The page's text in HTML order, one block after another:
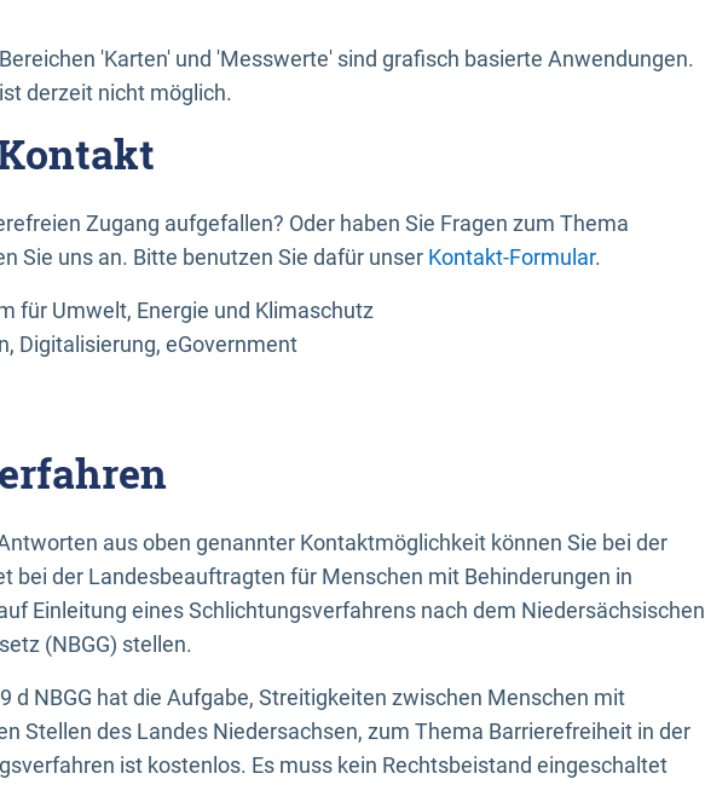
'Karten' und 'Messwerte' sind grafisch basierte Anwendungen.
derzeit nicht möglich.
Zugang aufgefallen? Oder haben Sie Fragen zum Thema
Sie uns an. Bitte benutzen Sie dafür unser Kontakt-Formular.
für Umwelt, Energie und Klimaschutz
Digitalisierung, eGovernment
aus oben genannter Kontaktmöglichkeit können Sie bei der
bei der Landesbeauftragten für Menschen mit Behinderungen in
Einleitung eines Schlichtungsverfahrens nach dem Niedersächsischen
(NBGG) stellen.
d NBGG hat die Aufgabe, Streitigkeiten zwischen Menschen mit
Stellen des Landes Niedersachsen, zum Thema Barrierefreiheit in der
ist kostenlos. Es muss kein Rechtsbeistand eingeschaltet